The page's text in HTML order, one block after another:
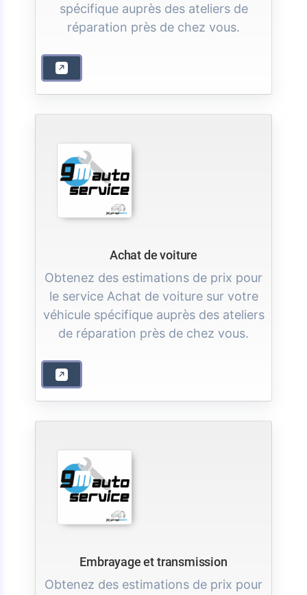
spécifique auprès des ateliers de
réparation près de chez vous.
Achat de voiture
Obtenez des estimations de prix pour
le service Achat de voiture sur votre
véhicule spécifique auprès des ateliers
de réparation près de chez vous.
Embrayage et transmission
Obtenez des estimations de prix pour